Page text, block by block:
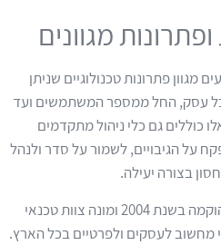
מגוונים
מגוון פתרונות טכנולוגיים שניתן
כל עסק, החל ממספר המשתמשים ועד
כוללים גם כלי ניהול מתקדמים
על הגיבויים, לשמור על סדר ולנהל
בצורה יעילה.
ComplIT – פתרונות מחשוב הוקמה בשנת 2004 ומונה צוות טכנאי
מחשוב לעסקים ולפרטיים בכל הארץ.